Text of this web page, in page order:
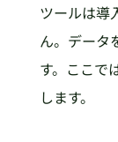
ツールは導
ん。データ
す。ここで
します。